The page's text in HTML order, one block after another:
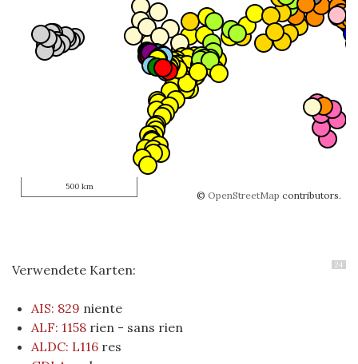
© OpenStreetMap contributors.
500 km
24
Verwendete Karten:
AIS: 829 niente
ALF: 1158 rien - sans rien
ALDC: L116 res